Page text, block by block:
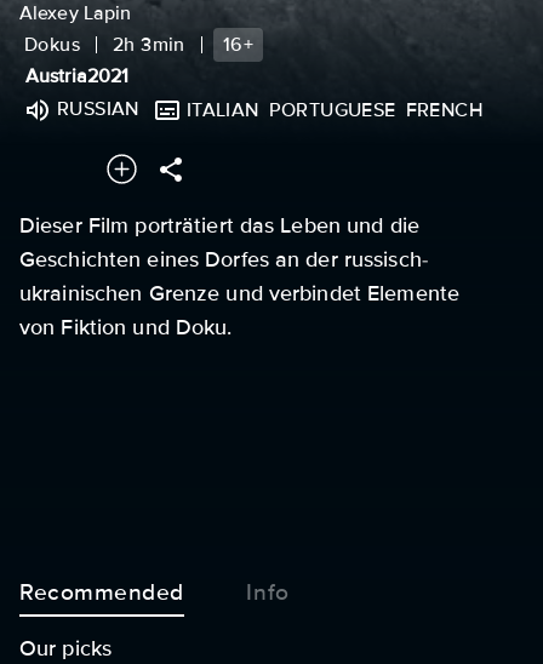
Alexey Lapin
Dokus
2h 3min
16+
Austria2021
RUSSIAN
ITALIAN PORTUGUESE FRENCH
Dieser Film porträtiert das Leben und die
Geschichten eines Dorfes an der russisch-
ukrainischen Grenze und verbindet Elemente
von Fiktion und Doku.
Recommended Info
Our picks